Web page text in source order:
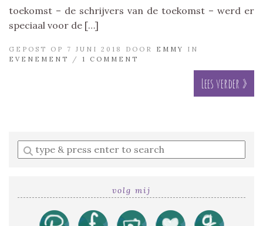
toekomst – de schrijvers van de toekomst – werd er
speciaal voor de […]
GEPOST OP 7 JUNI 2018 DOOR EMMY
IN
EVENEMENT
/ 1 COMMENT
Lees verder »
Enter
a
volg mij